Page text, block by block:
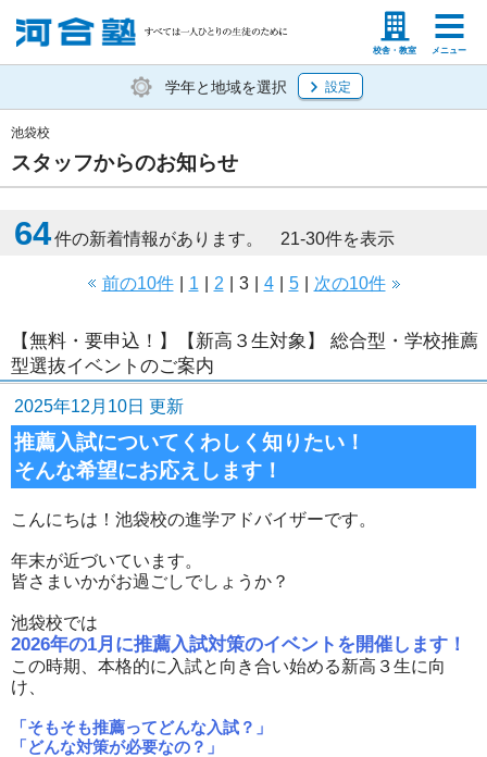
校舎・教室 メニュー
塾生の方 高等学校の先生
学年と地域を選択 設定
スタッフからのお知らせ
池袋校
64件の新着情報があります。 21-30件を表示
前の10件 1 2 3 4 5 次の10件
【無料・要申込！】【新高３生対象】 総合型・学校推薦
型選抜イベントのご案内
2025年12月10日 更新
推薦入試についてくわしく知りたい！
そんな希望にお応えします！
こんにちは！池袋校の進学アドバイザーです。
年末が近づいています。
皆さまいかがお過ごしでしょうか？
池袋校では
2026年の1月に推薦入試対策のイベントを開催します！
この時期、本格的に入試と向き合い始める新高３生に向
け、
「そもそも推薦ってどんな入試？」
「どんな対策が必要なの？」